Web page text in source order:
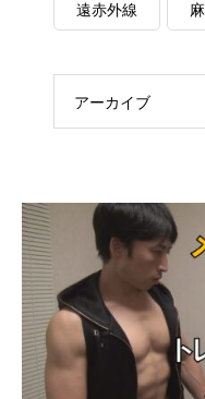
遠赤外線 麻
アーカイブ